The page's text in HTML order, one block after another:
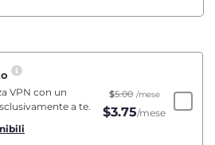
VPN con un
a te.
$5.00 /mese
$3.75/mese